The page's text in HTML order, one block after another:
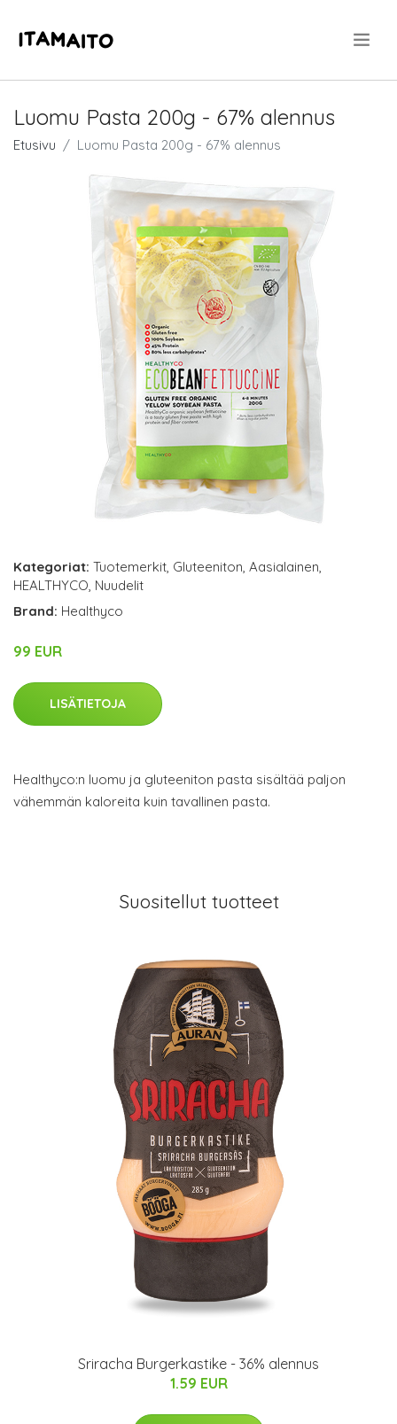
Luomu Pasta 200g - 67% alennus
Etusivu Luomu Pasta 200g - 67% alennus
Kategoriat: Tuotemerkit, Gluteeniton, Aasialainen,
HEALTHYCO, Nuudelit
Brand: Healthyco
99 EUR
LISÄTIETOJA
Healthyco:n luomu ja gluteeniton pasta sisältää paljon
vähemmän kaloreita kuin tavallinen pasta.
Suositellut tuotteet
Sriracha Burgerkastike - 36% alennus
1.59 EUR